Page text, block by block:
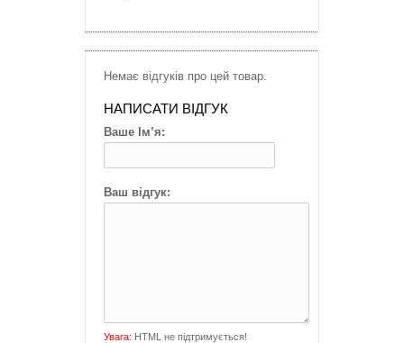
Немає відгуків про цей товар.
НАПИСАТИ ВІДГУК
Ваше Ім’я:
Ваш відгук:
Увага: HTML не підтримується!